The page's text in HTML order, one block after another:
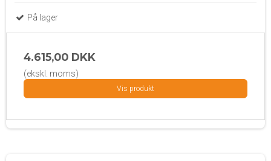
På lager
4.615,00 DKK
(ekskl. moms)
Vis produkt